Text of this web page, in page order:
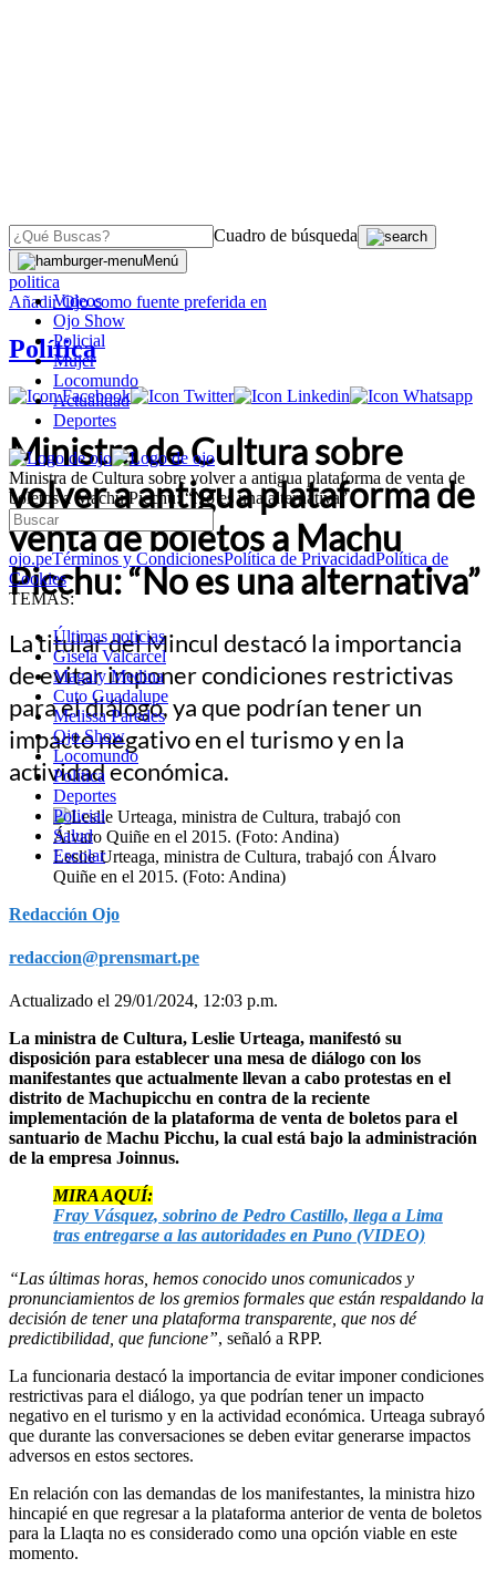
Cuadro de búsqueda
Menú
Videos
Ojo Show
Policial
Mujer
Locomundo
Actualidad
Deportes
Ministra de Cultura sobre volver a antigua plataforma de venta de
boletos a Machu Picchu: “No es una alternativa”
ojo.peTérminos y CondicionesPolítica de PrivacidadPolítica de
Cookies
TEMAS:
Últimas noticias
Gisela Valcarcel
Magaly Medina
Cuto Guadalupe
Melissa Paredes
Ojo Show
Locomundo
Política
Deportes
Policial
Salud
Escolar
OJO
politica
AñadirOjocomo fuente preferida en
Política
Ministra de Cultura sobre
volver a antigua plataforma de
venta de boletos a Machu
Picchu: “No es una alternativa”
La titular del Mincul destacó la importancia
de evitar imponer condiciones restrictivas
para el diálogo, ya que podrían tener un
impacto negativo en el turismo y en la
actividad económica.
Leslie Urteaga, ministra de Cultura, trabajó con Álvaro
Quiñe en el 2015. (Foto: Andina)
Redacción Ojo
redaccion@prensmart.pe
Actualizado el 29/01/2024, 12:03 p.m.
La ministra de Cultura, Leslie Urteaga, manifestó su
disposición para establecer una mesa de diálogo con los
manifestantes que actualmente llevan a cabo protestas en el
distrito de Machupicchu en contra de la reciente
implementación de la plataforma de venta de boletos para el
santuario de Machu Picchu, la cual está bajo la administración
de la empresa Joinnus.
MIRA AQUÍ:
Fray Vásquez, sobrino de Pedro Castillo, llega a Lima
tras entregarse a las autoridades en Puno (VIDEO)
“Las últimas horas, hemos conocido unos comunicados y
pronunciamientos de los gremios formales que están respaldando la
decisión de tener una plataforma transparente, que nos dé
predictibilidad, que funcione”, señaló a RPP.
La funcionaria destacó la importancia de evitar imponer condiciones
restrictivas para el diálogo, ya que podrían tener un impacto
negativo en el turismo y en la actividad económica. Urteaga subrayó
que durante las conversaciones se deben evitar generarse impactos
adversos en estos sectores.
En relación con las demandas de los manifestantes, la ministra hizo
hincapié en que regresar a la plataforma anterior de venta de boletos
para la Llaqta no es considerado como una opción viable en este
momento.